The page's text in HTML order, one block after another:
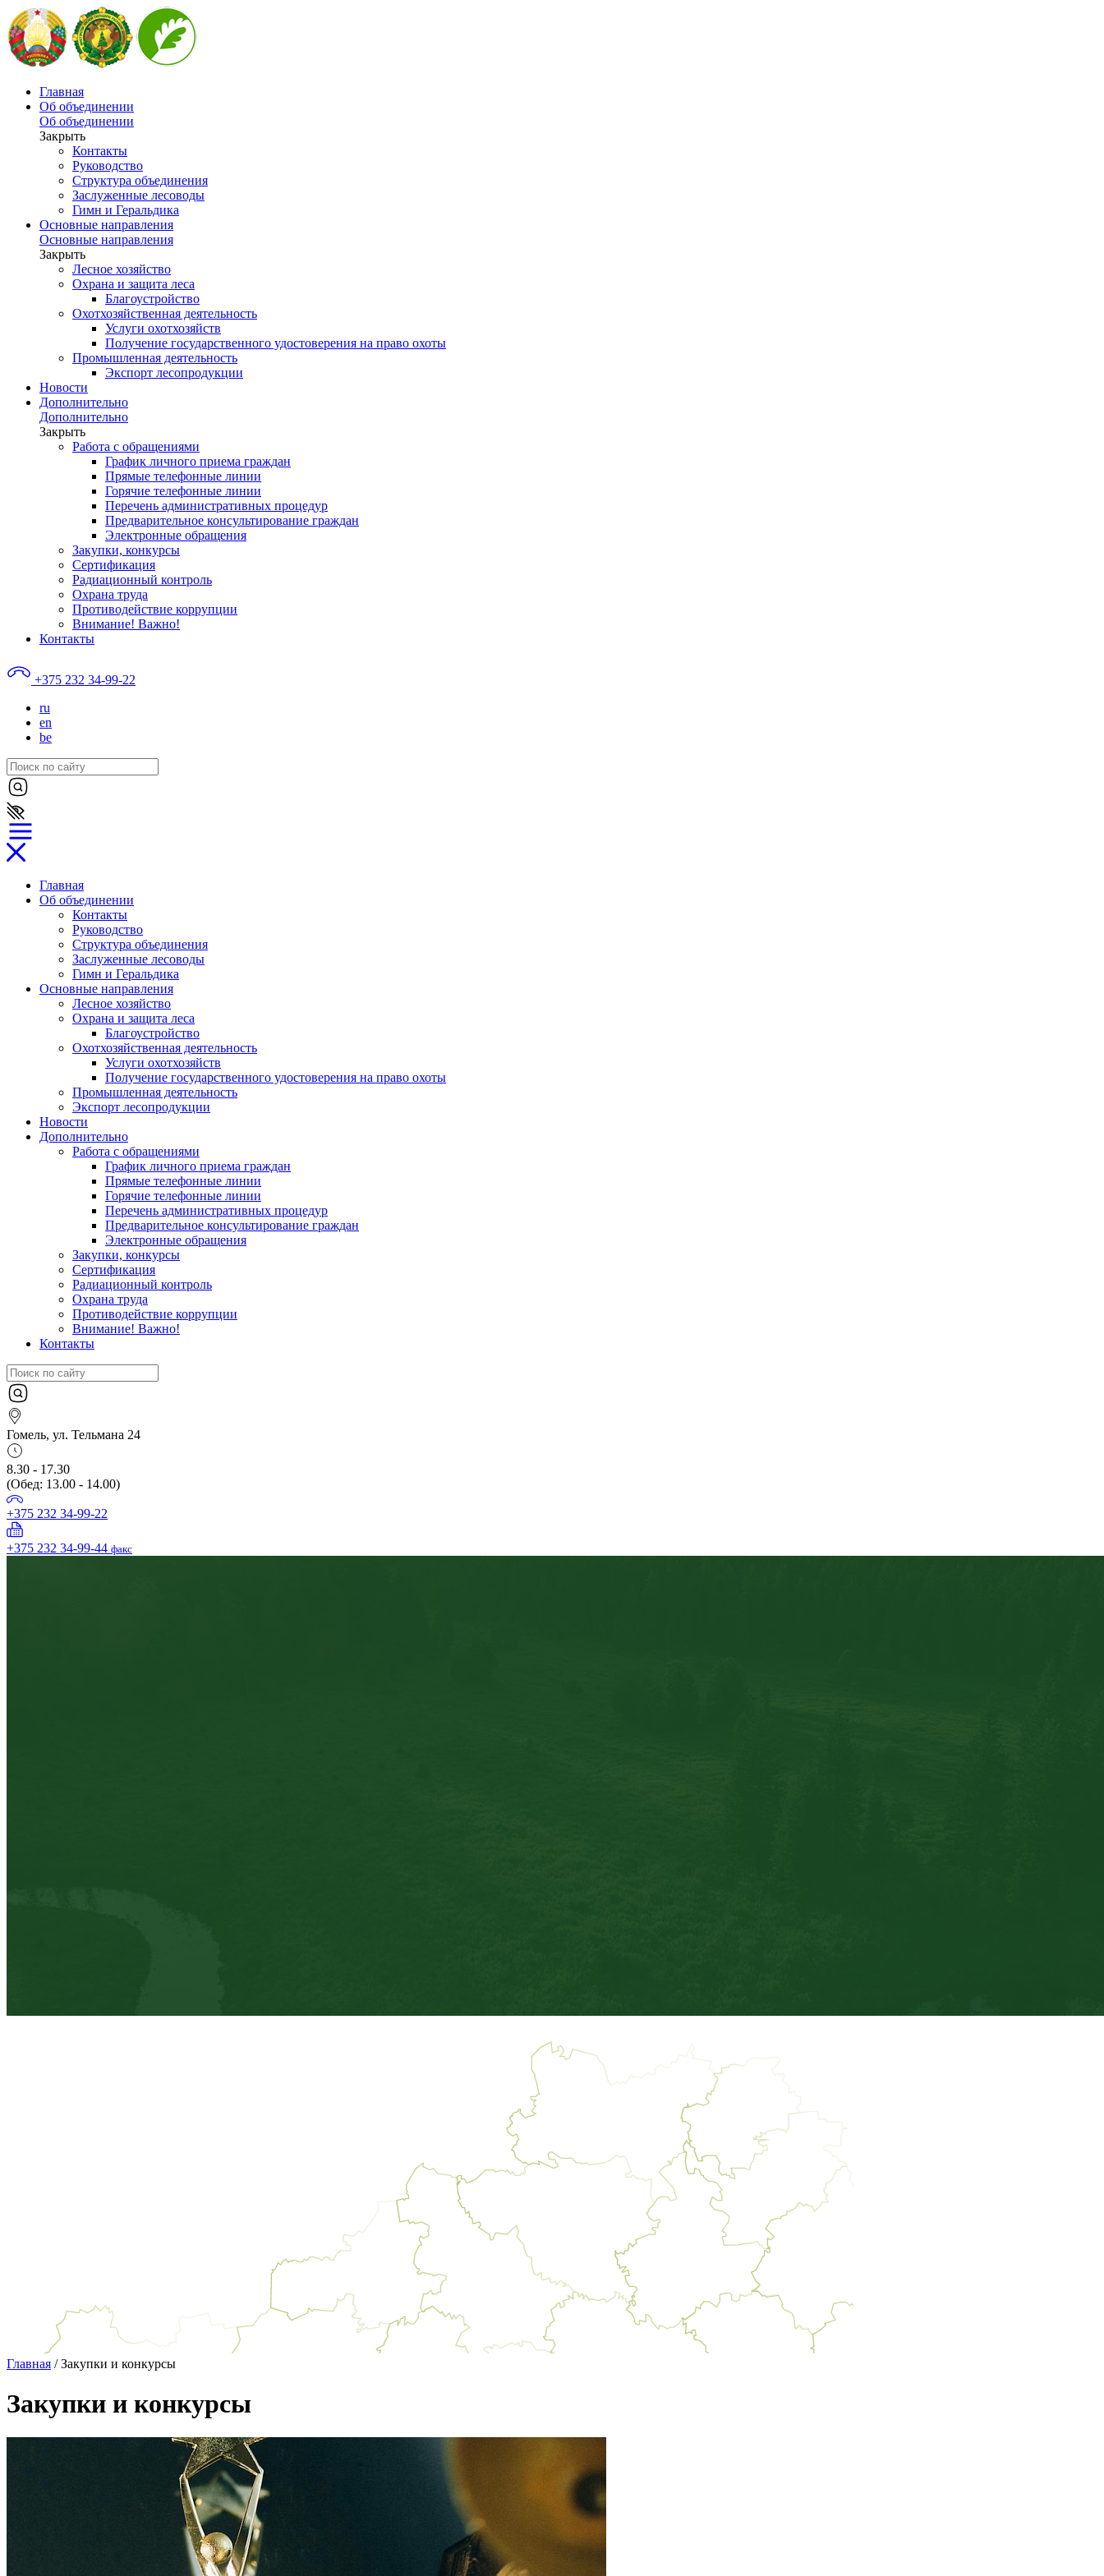
Главная
Об объединении
Об объединении
Закрыть
Контакты
Руководство
Структура объединения
Заслуженные лесоводы
Гимн и Геральдика
Основные направления
Основные направления
Закрыть
Лесное хозяйство
Охрана и защита леса
Благоустройство
Охотхозяйственная деятельность
Услуги охотхозяйств
Получение государственного удостоверения на право охоты
Промышленная деятельность
Экспорт лесопродукции
Новости
Дополнительно
Дополнительно
Закрыть
Работа с обращениями
График личного приема граждан
Прямые телефонные линии
Горячие телефонные линии
Перечень административных процедур
Предварительное консультирование граждан
Электронные обращения
Закупки, конкурсы
Сертификация
Радиационный контроль
Охрана труда
Противодействие коррупции
Внимание! Важно!
Контакты
+375 232 34-99-22
ru
en
be
Главная
Об объединении
Контакты
Руководство
Структура объединения
Заслуженные лесоводы
Гимн и Геральдика
Основные направления
Лесное хозяйство
Охрана и защита леса
Благоустройство
Охотхозяйственная деятельность
Услуги охотхозяйств
Получение государственного удостоверения на право охоты
Промышленная деятельность
Экспорт лесопродукции
Новости
Дополнительно
Работа с обращениями
График личного приема граждан
Прямые телефонные линии
Горячие телефонные линии
Перечень административных процедур
Предварительное консультирование граждан
Электронные обращения
Закупки, конкурсы
Сертификация
Радиационный контроль
Охрана труда
Противодействие коррупции
Внимание! Важно!
Контакты
Гомель, ул. Тельмана 24
8.30 - 17.30
(Обед: 13.00 - 14.00)
+375 232 34-99-22
+375 232 34-99-44 факс
Главная / Закупки и конкурсы
Закупки и конкурсы